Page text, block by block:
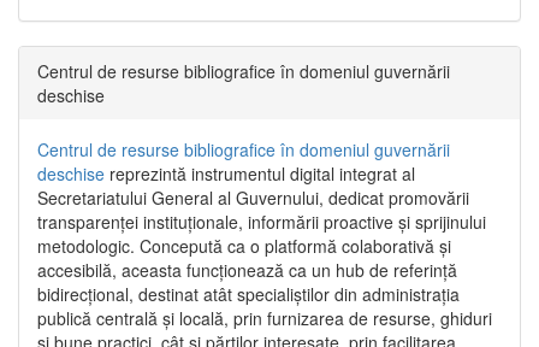
Centrul de resurse bibliografice în domeniul guvernării
deschise
Centrul de resurse bibliografice în domeniul guvernării
deschise reprezintă instrumentul digital integrat al
Secretariatului General al Guvernului, dedicat promovării
transparenței instituționale, informării proactive și sprijinului
metodologic. Concepută ca o platformă colaborativă și
accesibilă, aceasta funcționează ca un hub de referință
bidirecțional, destinat atât specialiștilor din administrația
publică centrală și locală, prin furnizarea de resurse, ghiduri
și bune practici, cât și părților interesate, prin facilitarea